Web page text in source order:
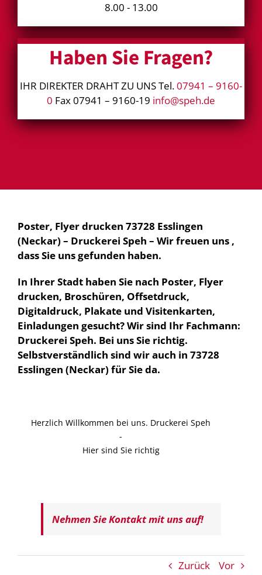
8.00 - 13.00
Haben Sie Fragen?
IHR DIREKTER DRAHT ZU UNS Tel.07941 – 9160-
0 Fax 07941 – 9160-19 info@speh.de
Poster, Flyer drucken 73728 Esslingen
(Neckar) – Druckerei Speh – Wir freuen uns ,
dass Sie uns gefunden haben.
In Ihrer Stadt haben Sie nach Poster, Flyer
drucken, Broschüren, Offsetdruck,
Digitaldruck, Plakate und Visitenkarten,
Einladungen gesucht? Wir sind Ihr Fachmann:
Druckerei Speh. Bei uns Sie richtig.
Selbstverständlich sind wir auch in 73728
Esslingen (Neckar) für Sie da.
Herzlich Willkommen bei uns. Druckerei Speh
-
Hier sind Sie richtig
Nehmen Sie Kontakt mit uns auf!
Zurück Vor